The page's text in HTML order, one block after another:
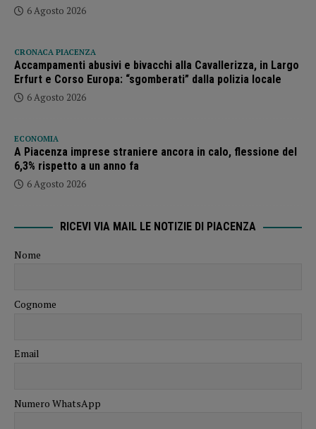
6 Agosto 2026
CRONACA PIACENZA
Accampamenti abusivi e bivacchi alla Cavallerizza, in Largo
Erfurt e Corso Europa: “sgomberati” dalla polizia locale
6 Agosto 2026
ECONOMIA
A Piacenza imprese straniere ancora in calo, flessione del
6,3% rispetto a un anno fa
6 Agosto 2026
RICEVI VIA MAIL LE NOTIZIE DI PIACENZA
Nome
Cognome
Email
Numero WhatsApp